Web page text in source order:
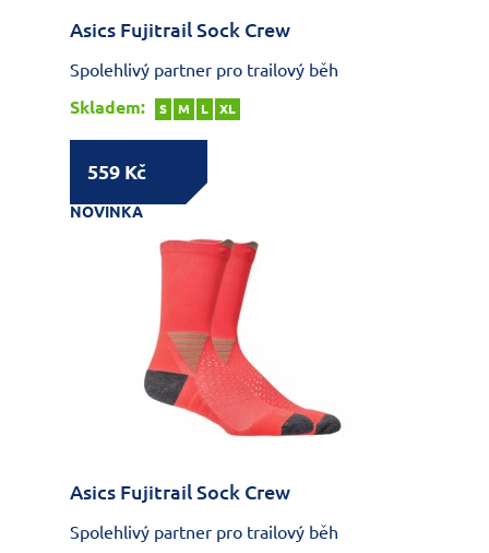
Asics Fujitrail Sock Crew
Spolehlivý partner pro trailový běh
Skladem:
S M L XL
559 Kč
NOVINKA
Asics Fujitrail Sock Crew
Spolehlivý partner pro trailový běh